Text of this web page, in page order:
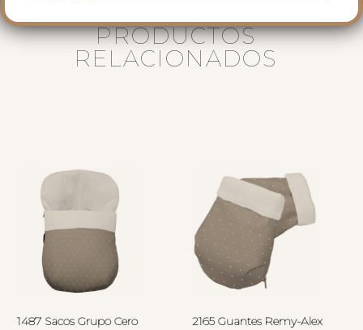
PRODUCTOS
RELACIONADOS
1487 Sacos Grupo Cero
2165 Guantes Remy-Alex